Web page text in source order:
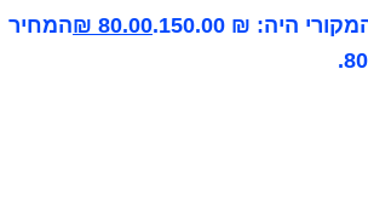
היה: ₪ 150.00. ₪ 80.00
המחיר